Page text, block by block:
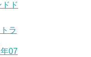
ド
ラ
07